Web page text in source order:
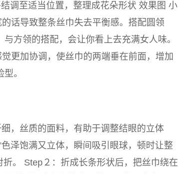
调至适当位置，整理成花朵形状 效果图 小
话导致整条丝巾失去平衡感。搭配圆领
方领的搭配，会让你看上去充满女人味。
更加协调，使丝巾的两端垂在前面，增加
。
，丝质的面料，有助于调整结眼的立体
泽饱满又立体，瞬间吸引眼球，顿时让整
。 Step２：折成长条形状后，把丝巾绕在